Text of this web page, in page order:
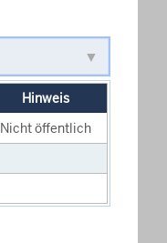
Hinweis
Nicht öffentlich